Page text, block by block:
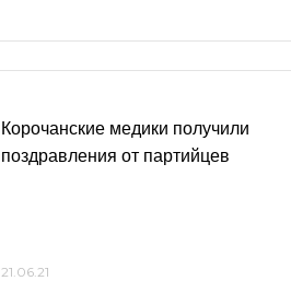
Корочанские медики получили
поздравления от партийцев
21.06.21